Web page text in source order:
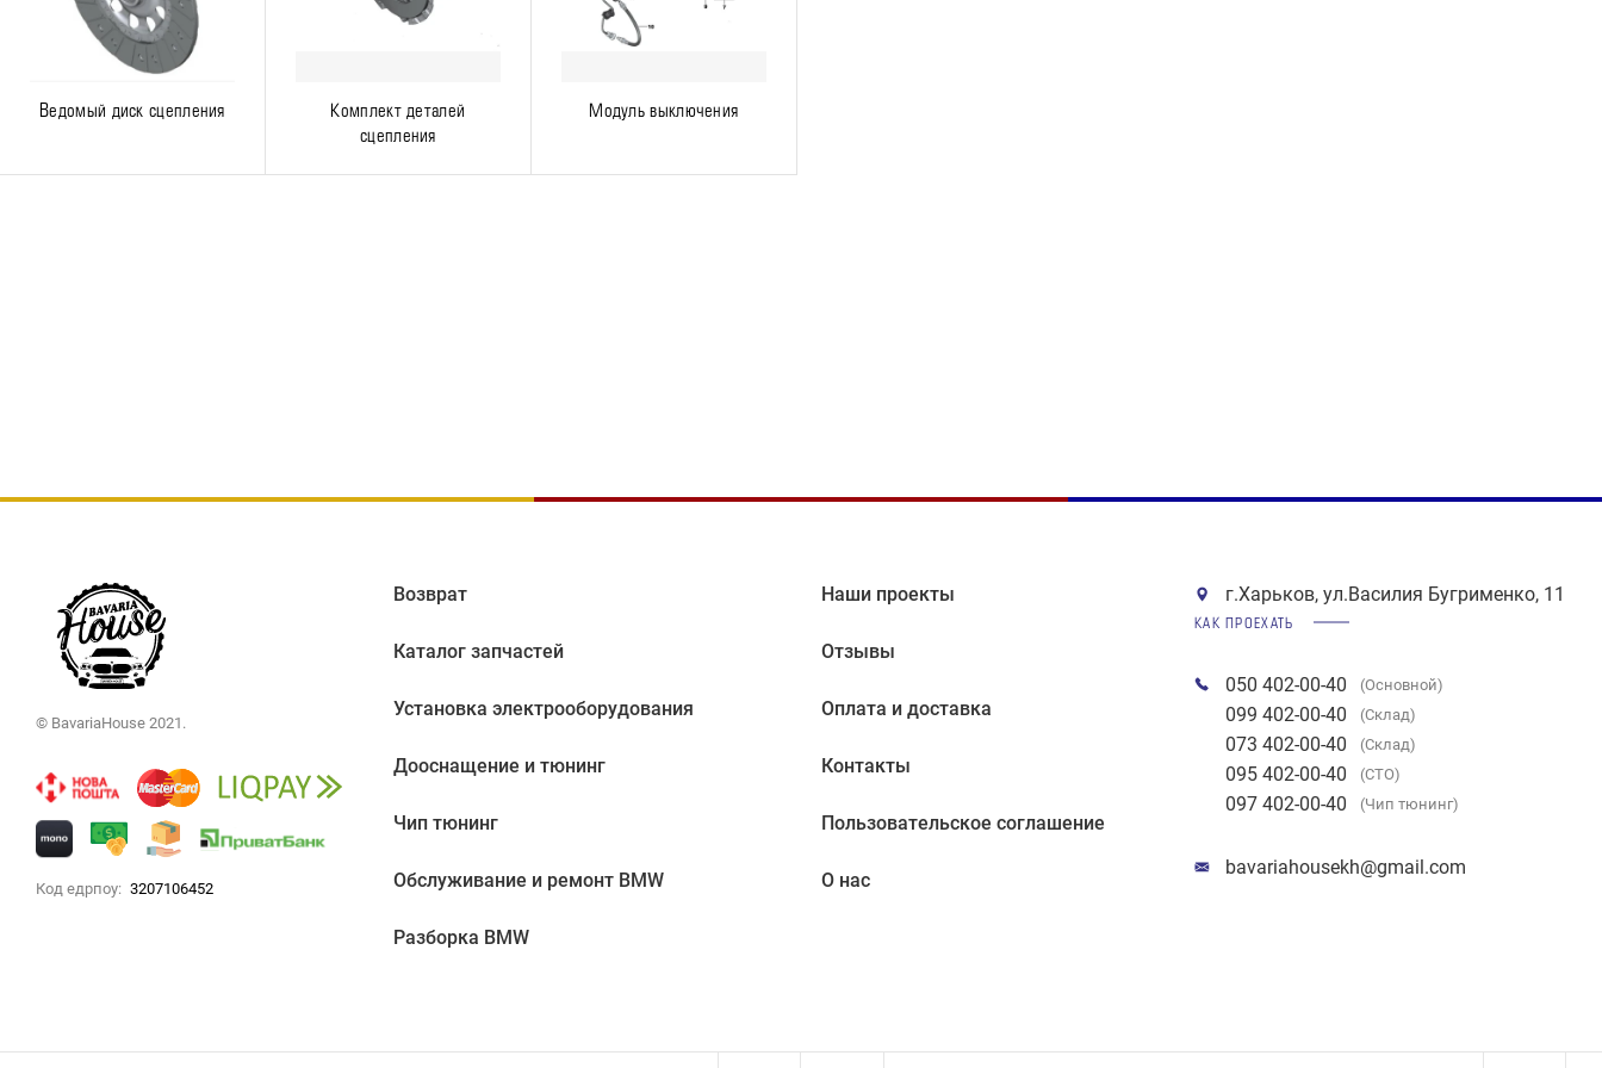
Ведомый диск сцепления
Комплект деталей
сцепления
Модуль выключения
© BavariaHouse 2021.
Код едрпоу: 3207106452
Возврат
Каталог запчастей
Установка электрооборудования
Дооснащение и тюнинг
Чип тюнинг
Обслуживание и ремонт BMW
Разборка BMW
Наши проекты
Отзывы
Оплата и доставка
Контакты
Пользовательское соглашение
О нас
г.Харьков, ул.Василия Бугрименко, 11
КАК ПРОЕХАТЬ
050 402-00-40 (Основной)
099 402-00-40 (Склад)
073 402-00-40 (Склад)
095 402-00-40 (СТО)
097 402-00-40 (Чип тюнинг)
bavariahousekh@gmail.com